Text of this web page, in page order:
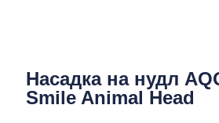
Насадка на нудл
Smile Animal Head